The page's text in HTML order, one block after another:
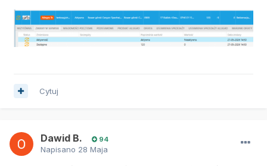
Cytuj
Dawid B. 94
Napisano 28 Maja